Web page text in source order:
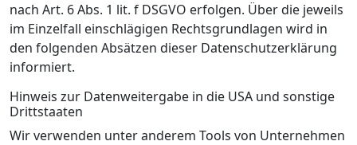
nach Art. 6 Abs. 1 lit. f DSGVO erfolgen. Über die jeweils
im Einzelfall einschlägigen Rechtsgrundlagen wird in
den folgenden Absätzen dieser Datenschutzerklärung
informiert.
Hinweis zur Datenweitergabe in die USA und sonstige
Drittstaaten
Wir verwenden unter anderem Tools von Unternehmen